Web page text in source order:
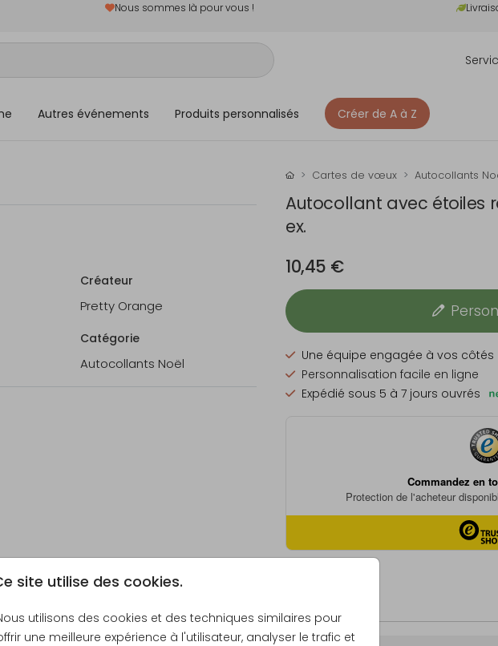
Nous sommes là pour vous !
Autres événements Produits personnalisés Créer de A à Z
site utilise des cookies.
utilisons des cookies et des techniques similaires pour
une meilleure expérience à l'utilisateur, analyser le trafic et
Créateur
Pretty Orange
Catégorie
Autocollants Noël
Cartes de vœux Autocollants
Autocollant avec étoiles
ex.
10,45 €
Une équipe engagée à vos côtés
Personnalisation facile en ligne
Expédié sous 5 à 7 jours ouvrés